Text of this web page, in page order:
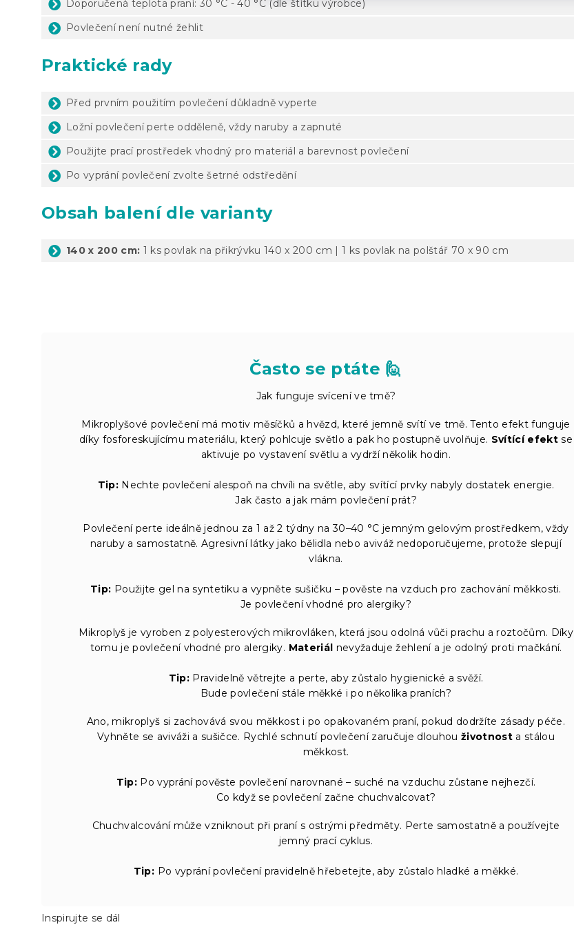
Doporučená teplota praní: 30 °C - 40 °C (dle štítku výrobce)
Povlečení není nutné žehlit
Praktické rady
Před prvním použitím povlečení důkladně vyperte
Ložní povlečení perte odděleně, vždy naruby a zapnuté
Použijte prací prostředek vhodný pro materiál a barevnost povlečení
Po vyprání povlečení zvolte šetrné odstředění
Obsah balení dle varianty
140 x 200 cm: 1 ks povlak na přikrývku 140 x 200 cm | 1 ks povlak na polštář 70 x 90 cm
Často se ptáte 🙋
Jak funguje svícení ve tmě?
Mikroplyšové povlečení má motiv měsíčků a hvězd, které jemně svítí ve tmě. Tento efekt funguje
díky fosforeskujícímu materiálu, který pohlcuje světlo a pak ho postupně uvolňuje. Svítící efekt se
aktivuje po vystavení světlu a vydrží několik hodin.
Tip:Nechte povlečení alespoň na chvíli na světle, aby svítící prvky nabyly dostatek energie.
Jak často a jak mám povlečení prát?
Povlečení perte ideálně jednou za 1 až 2 týdny na 30–40 °C jemným gelovým prostředkem, vždy
naruby a samostatně. Agresivní látky jako bělidla nebo aviváž nedoporučujeme, protože slepují
vlákna.
Tip: Použijte gel na syntetiku a vypněte sušičku – pověste na vzduch pro zachování měkkosti.
Je povlečení vhodné pro alergiky?
Mikroplyš je vyroben z polyesterových mikrovláken, která jsou odolná vůči prachu a roztočům. Díky
tomu je povlečení vhodné pro alergiky. Materiál nevyžaduje žehlení a je odolný proti mačkání.
Tip: Pravidelně větrejte a perte, aby zůstalo hygienické a svěží.
Bude povlečení stále měkké i po několika praních?
Ano, mikroplyš si zachovává svou měkkost i po opakovaném praní, pokud dodržíte zásady péče.
Vyhněte se aviváži a sušičce. Rychlé schnutí povlečení zaručuje dlouhou životnost a stálou
měkkost.
Tip: Po vyprání pověste povlečení narovnané – suché na vzduchu zůstane nejhezčí.
Co když se povlečení začne chuchvalcovat?
Chuchvalcování může vzniknout při praní s ostrými předměty. Perte samostatně a používejte
jemný prací cyklus.
Tip: Po vyprání povlečení pravidelně hřebetejte, aby zůstalo hladké a měkké.
Inspirujte se dál